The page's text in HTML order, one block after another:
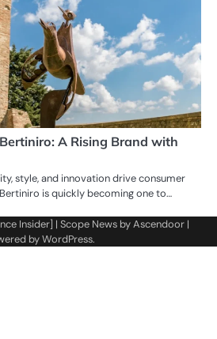
A Rising Brand with
style, and innovation drive consumer
is quickly becoming one to…
Insider] | Scope News byAscendoor |
byWordPress.